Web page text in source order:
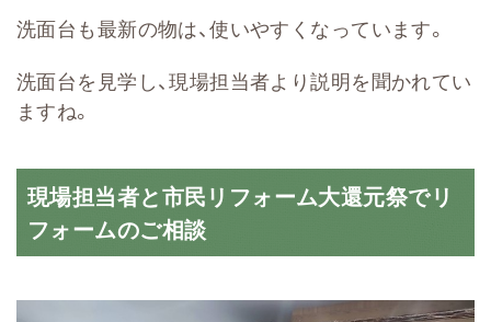
洗面台も最新の物は、使いやすくなっています。
洗面台を見学し、現場担当者より説明を聞かれてい
ますね。
現場担当者と市民リフォーム大還元祭でリ
フォームのご相談